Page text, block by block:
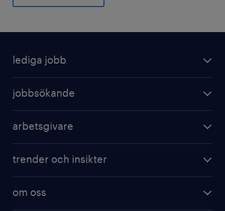
lediga jobb
jobbsökande
arbetsgivare
trender och insikter
om oss